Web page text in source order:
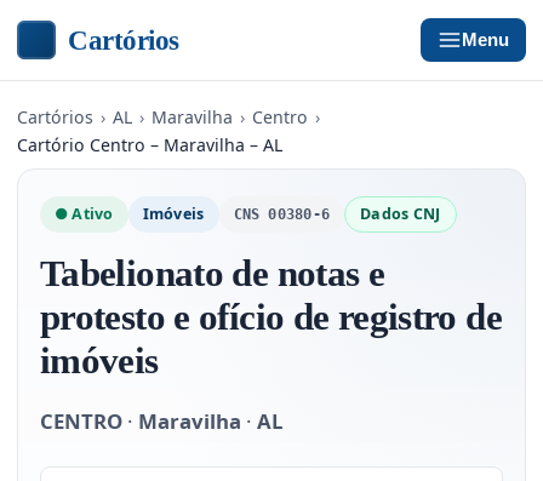
Cartórios Menu
Cartórios › AL › Maravilha › Centro ›
Cartório Centro – Maravilha – AL
● Ativo Imóveis CNS 00380-6 Dados CNJ
Tabelionato de notas e
protesto e ofício de registro de
imóveis
CENTRO · Maravilha · AL